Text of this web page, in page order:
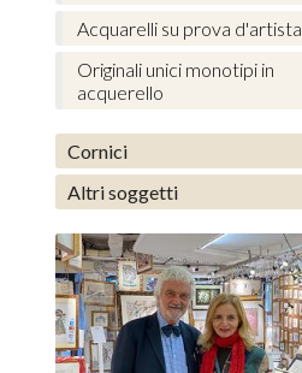
Acquarelli su prova d'artista
Originali unici monotipi in
acquerello
Cornici
Altri soggetti